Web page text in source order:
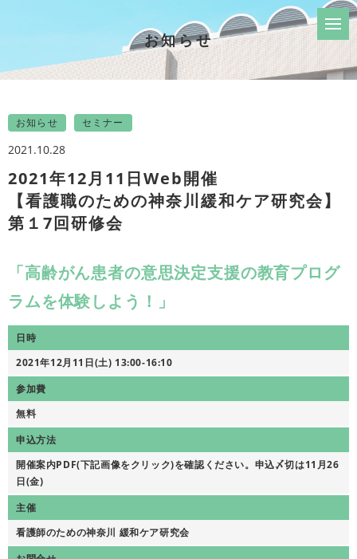
お知らせ
お知らせ セミナー
2021.10.28
2021年12月11日Web開催
【看護職のための神奈川緩和ケア研究会】
第１7回研修会
「高齢がん患者の意思決定支援の教育プログ
ラムを体験しよう！」
日時
2021年12月11日(土) 13:00-16:10
参加費
無料
申込方法
開催案内PDF(下記画像をクリック)を確認ください。申込〆切は11月26
日(金)
主催
看護師のための神奈川 緩和ケア研究会